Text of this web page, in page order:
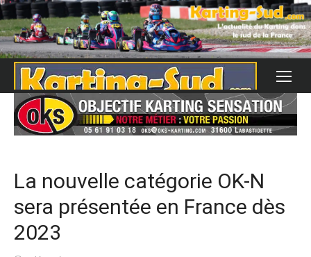
Skip
to
content
La nouvelle catégorie OK-N
sera présentée en France dès
2023